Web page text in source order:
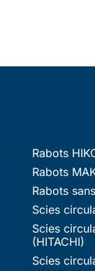
Rabots
Rabots
Rabots
Scies
Scies
(HITACHI)
Scies